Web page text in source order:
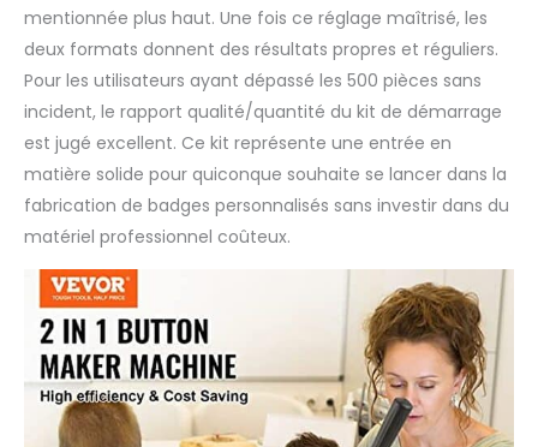
mentionnée plus haut. Une fois ce réglage maîtrisé, les
deux formats donnent des résultats propres et réguliers.
Pour les utilisateurs ayant dépassé les 500 pièces sans
incident, le rapport qualité/quantité du kit de démarrage
est jugé excellent. Ce kit représente une entrée en
matière solide pour quiconque souhaite se lancer dans la
fabrication de badges personnalisés sans investir dans du
matériel professionnel coûteux.